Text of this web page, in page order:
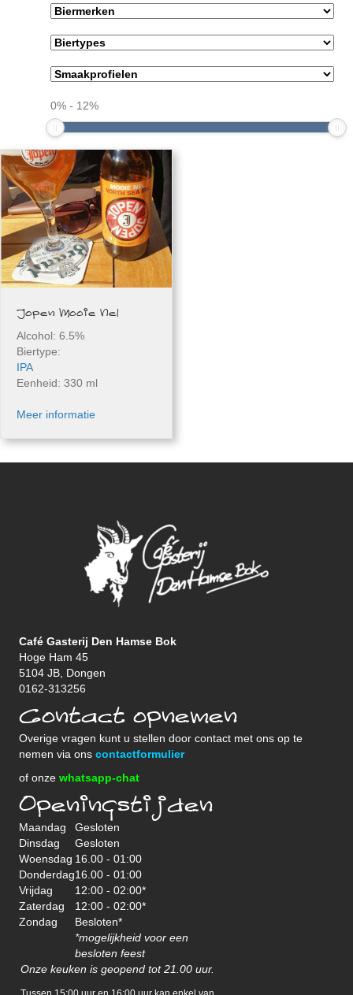
0% - 12%
Jopen Mooie Nel
Alcohol: 6.5%
Biertype:
IPA
Eenheid: 330 ml
Meer informatie
Café Gasterij Den Hamse Bok
Hoge Ham 45
5104 JB, Dongen
0162-313256
Contact opnemen
Overige vragen kunt u stellen door contact met ons op te
nemen via ons contactformulier
of onze whatsapp-chat
Openingstijden
Maandag
Gesloten
Dinsdag
Gesloten
Woensdag 16.00 - 01:00
Donderdag16.00 - 01:00
Vrijdag
12:00 - 02:00*
Zaterdag
12:00 - 02:00*
Zondag
Besloten*
*mogelijkheid voor een
besloten feest
Onze keuken is geopend tot 21.00 uur.